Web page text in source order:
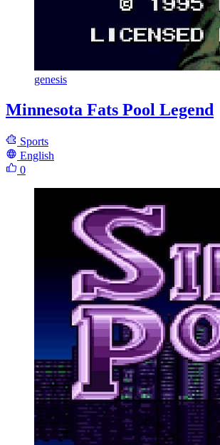
genesis
Minnesota Fats Pool Legend
Sports
English
0